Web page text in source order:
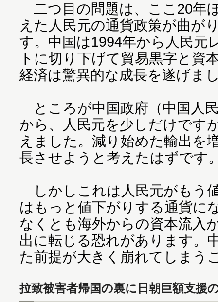
二つ目の問題は、ここ20年
えた人民元の通貨政策が曲が
す。中国は1994年から人民元
トに切り下げて貿易黒字と資
経済は驚異的な成長を遂げま
ところが中国政府（中国人
から、人民元を少しだけです
えました。減り始めた輸出を
長させようと考えたはずです
しかしこれは人民元がもう
はもっと値下がりする通貨に
なくとも海外からの資本流入
出に転じる恐れがあります。
た前提が大きく崩れてしまう
拉致被害者帰国の裏に日朝巨額支援